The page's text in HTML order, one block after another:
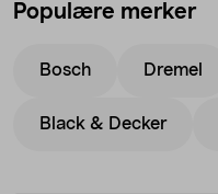
Populære merker
Bosch Dremel
Black & Decker